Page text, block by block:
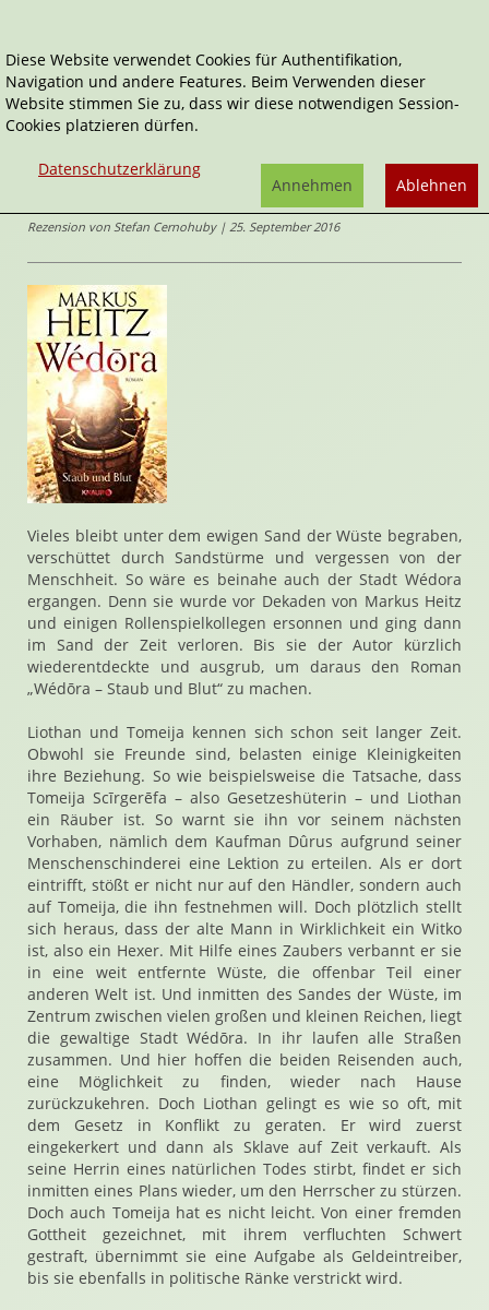
Home Belletristik Wédōra – Staub und Blut
Wédōra
Wédōra – Staub und Blut
Rezension von Stefan Cernohuby | 25. September 2016
Vieles bleibt unter dem ewigen Sand der Wüste begraben,
verschüttet durch Sandstürme und vergessen von der
Menschheit. So wäre es beinahe auch der Stadt Wédora
ergangen. Denn sie wurde vor Dekaden von Markus Heitz
und einigen Rollenspielkollegen ersonnen und ging dann
im Sand der Zeit verloren. Bis sie der Autor kürzlich
wiederentdeckte und ausgrub, um daraus den Roman
„Wédōra – Staub und Blut“ zu machen.
Liothan und Tomeija kennen sich schon seit langer Zeit.
Obwohl sie Freunde sind, belasten einige Kleinigkeiten
ihre Beziehung. So wie beispielsweise die Tatsache, dass
Tomeija Scīrgerēfa – also Gesetzeshüterin – und Liothan
ein Räuber ist. So warnt sie ihn vor seinem nächsten
Vorhaben, nämlich dem Kaufman Dûrus aufgrund seiner
Menschenschinderei eine Lektion zu erteilen. Als er dort
eintrifft, stößt er nicht nur auf den Händler, sondern auch
auf Tomeija, die ihn festnehmen will. Doch plötzlich stellt
sich heraus, dass der alte Mann in Wirklichkeit ein Witko
ist, also ein Hexer. Mit Hilfe eines Zaubers verbannt er sie
in eine weit entfernte Wüste, die offenbar Teil einer
anderen Welt ist. Und inmitten des Sandes der Wüste, im
Zentrum zwischen vielen großen und kleinen Reichen, liegt
die gewaltige Stadt Wédōra. In ihr laufen alle Straßen
zusammen. Und hier hoffen die beiden Reisenden auch,
eine Möglichkeit zu finden, wieder nach Hause
zurückzukehren. Doch Liothan gelingt es wie so oft, mit
dem Gesetz in Konflikt zu geraten. Er wird zuerst
eingekerkert und dann als Sklave auf Zeit verkauft. Als
seine Herrin eines natürlichen Todes stirbt, findet er sich
inmitten eines Plans wieder, um den Herrscher zu stürzen.
Doch auch Tomeija hat es nicht leicht. Von einer fremden
Gottheit gezeichnet, mit ihrem verfluchten Schwert
gestraft, übernimmt sie eine Aufgabe als Geldeintreiber,
bis sie ebenfalls in politische Ränke verstrickt wird.
Diese Website verwendet Cookies für Authentifikation,
Navigation und andere Features. Beim Verwenden dieser
Website stimmen Sie zu, dass wir diese notwendigen Session-
Cookies platzieren dürfen.
Datenschutzerklärung
Ablehnen
Annehmen